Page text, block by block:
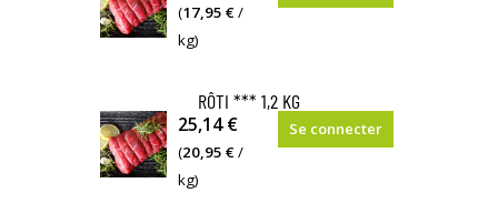
(17,95 €/
kg)
RÔTI *** 1,2 KG
25,14 €
(20,95 €/
kg)
Se connecter